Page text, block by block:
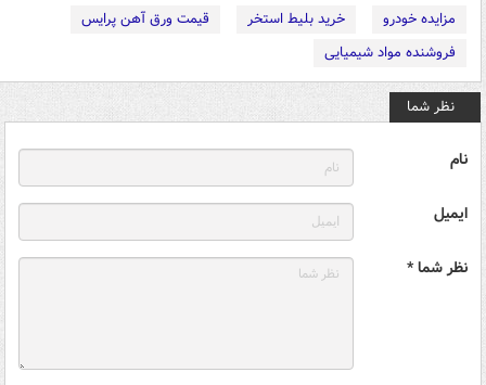
مزایده خودرو
خرید بلیط استخر
قیمت ورق آهن پرایس
فروشنده مواد شیمیایی
نظر شما
نام
ایمیل
نظر شما *